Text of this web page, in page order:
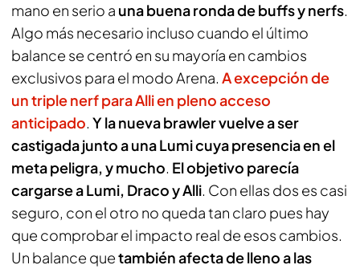
mano en serio a una buena ronda de buffs y nerfs.
Algo más necesario incluso cuando el último
balance se centró en su mayoría en cambios
exclusivos para el modo Arena. A excepción de
un triple nerf para Alli en pleno acceso
anticipado. Y la nueva brawler vuelve a ser
castigada junto a una Lumi cuya presencia en el
meta peligra, y mucho. El objetivo parecía
cargarse a Lumi, Draco y Alli. Con ellas dos es casi
seguro, con el otro no queda tan claro pues hay
que comprobar el impacto real de esos cambios.
Un balance quetambién afecta de lleno a las